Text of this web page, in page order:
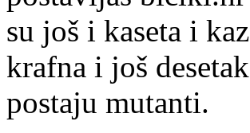
su još i kaseta i
krafna i još
postaju mutanti.